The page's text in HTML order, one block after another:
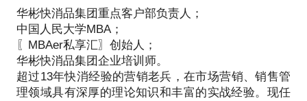
电商团队建立
PS.在选择与我见面前，请把你的问题更具体化。毕
竟一小时的谈话只能解决一个小问题。请把你的问题
提前发给我，方便我做更精确的准备，提升见面效
战略营销策划
投前诊断、投后综合管理
华彬快消品集团重点客户部负责人；
中国人民大学MBA；
〖MBAer私享汇〗创始人；
华彬快消品集团企业培训师。
超过13年快消经验的营销老兵，在市场营销、销售管
理领域具有深厚的理论知识和丰富的实战经验。现任